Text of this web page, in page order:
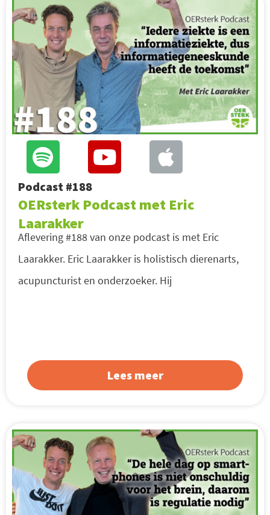
Podcast #188
OERsterk Podcast met Eric
Laarakker
Aflevering #188 van onze podcast is met Eric
Laarakker. Eric Laarakker is holistisch dierenarts,
acupuncturist en onderzoeker. Hij
Lees meer